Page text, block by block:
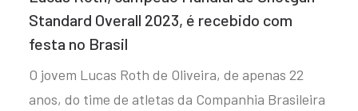
Standard Overall 2023, é recebido com
festa no Brasil
O jovem Lucas Roth de Oliveira, de apenas 22
anos, do time de atletas da Companhia Brasileira